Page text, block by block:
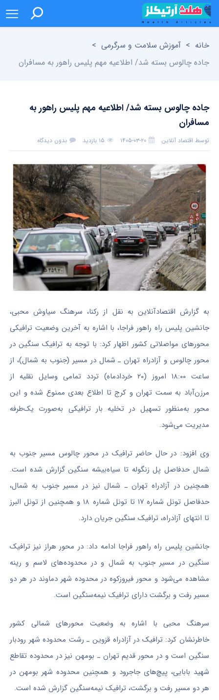
خانه > آموزش سلامت و سرگرمی >
جاده چالوس بسته شد/ اطلاعیه مهم پلیس راهور به مسافران
جاده چالوس بسته شد/ اطلاعیه مهم پلیس راهور به
مسافران
توسط اقتصاد آنلاین ۱۴۰۵-۰۳-۲۰ ۱۵ بازدید بدون دیدگاه
به گزارش اقتصادآنلاین به نقل از رکنا، سرهنگ سیاوش محبی،
جانشین پلیس راه راهور فراجا، با اشاره به آخرین وضعیت ترافیکی
محور‌های مواصلاتی کشور اظهار کرد: با توجه به ترافیک سنگین در
محور چالوس و آزادراه تهران ـ شمال در مسیر (جنوب به شمال)، از
ساعت ۱۸:۰۰ امروز (۲۰ خردادماه) تردد تمامی وسایل نقلیه از
مرزن‌آباد به سمت تهران و کرج تا اطلاع بعدی ممنوع شده و این
محور به‌منظور تسهیل در تخلیه بار ترافیکی به‌صورت یک‌طرفه
مدیریت می‌شود.
وی افزود: در حال حاضر ترافیک در محور چالوس مسیر جنوب به
شمال حدفاصل پل زنگوله تا سیاه‌بیشه سنگین گزارش شده است.
همچنین در آزادراه تهران ـ شمال نیز در مسیر جنوب به شمال،
حدفاصل تونل شماره ۱۷ تا تونل شماره ۱۸ و همچنین از تونل البرز
تا انتهای آزادراه، ترافیک سنگین جریان دارد.
جانشین پلیس راه راهور فراجا ادامه داد: در محور هراز نیز ترافیک
سنگین در مسیر جنوب به شمال و در محدوده‌های لاسم و رینه
مشاهده می‌شود و محور فیروزکوه در محدوده شهر دماوند در هر دو
مسیر رفت و برگشت دارای ترافیک نیمه‌سنگین است.
سرهنگ محبی با اشاره به وضعیت محور‌های شمالی کشور
خاطرنشان کرد: ترافیک در آزادراه قزوین ـ رشت محدوده شهر رودبار
سنگین است و در محور قدیم تهران ـ بومهن نیز در محدوده تقاطع
شهید بابایی، پیچ‌های جاجرود و همچنین محدوده شهر بومهن در
هر دو مسیر رفت و برگشت، ترافیک نیمه‌سنگین گزارش شده است.